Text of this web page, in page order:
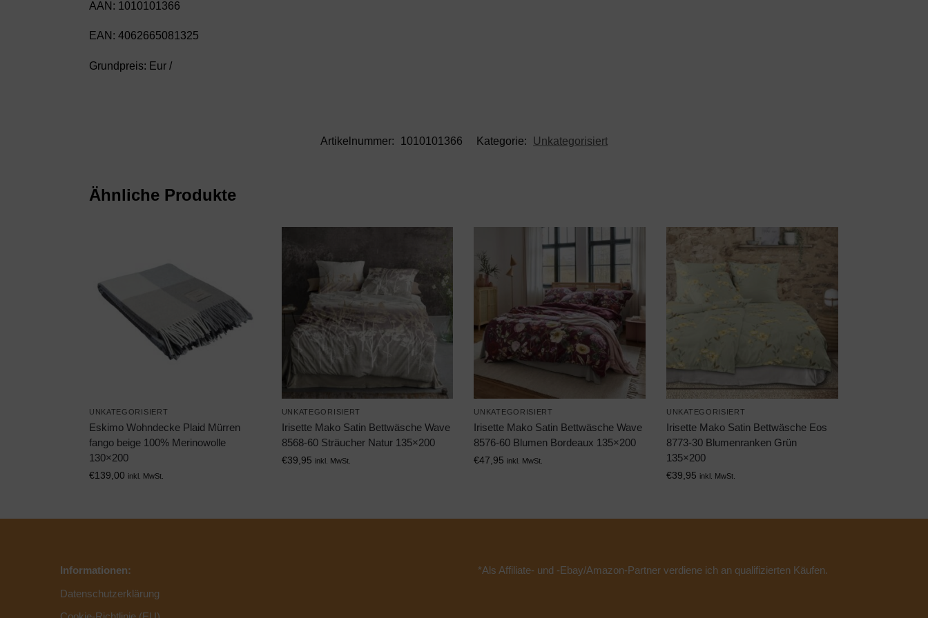
AAN: 1010101366
EAN: 4062665081325
Grundpreis: Eur /
Artikelnummer: 1010101366 Kategorie: Unkategorisiert
Ähnliche Produkte
UNKATEGORISIERT
Eskimo Wohndecke Plaid Mürren
fango beige 100% Merinowolle
130×200
€139,00 inkl. MwSt.
UNKATEGORISIERT
Irisette Mako Satin Bettwäsche Wave
8568-60 Sträucher Natur 135×200
€39,95 inkl. MwSt.
UNKATEGORISIERT
Irisette Mako Satin Bettwäsche Wave
8576-60 Blumen Bordeaux 135×200
€47,95 inkl. MwSt.
UNKATEGORISIERT
Irisette Mako Satin Bettwäsche Eos
8773-30 Blumenranken Grün
135×200
€39,95 inkl. MwSt.
Informationen:
Datenschutzerklärung
*Als Affiliate- und -Ebay/Amazon-Partner verdiene ich an qualifizierten Käufen.